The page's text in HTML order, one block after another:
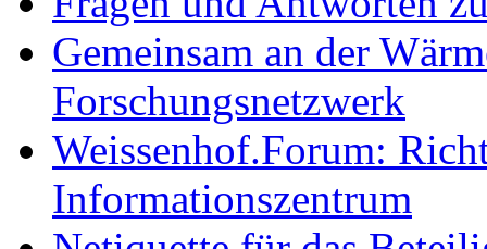
Gemeinsam an der
Forschungsnetzwerk
Weissenhof.Forum:
Informationszentrum